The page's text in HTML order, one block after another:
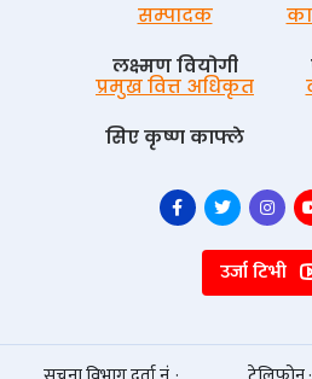
सम्पादक
लक्ष्मण वियोगी
प्रमुख वित्त अधिकृत
सिए कृष्ण काफ्ले
उर्जा टिभी